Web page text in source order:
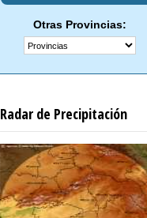
Otras Provincias:
Radar de Precipitación